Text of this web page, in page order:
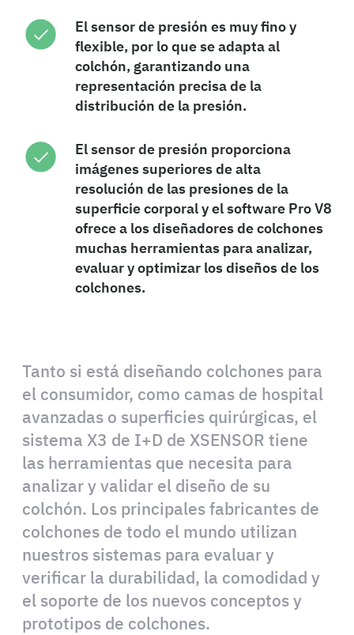
Tanto si está diseñando colchones para
el consumidor, como camas de hospital
avanzadas o superficies quirúrgicas, el
sistema X3 de I+D de XSENSOR tiene
las herramientas que necesita para
analizar y validar el diseño de su
colchón. Los principales fabricantes de
colchones de todo el mundo utilizan
nuestros sistemas para evaluar y
verificar la durabilidad, la comodidad y
el soporte de los nuevos conceptos y
prototipos de colchones.
El sensor de presión es muy fino y
flexible, por lo que se adapta al
colchón, garantizando una
representación precisa de la
distribución de la presión.
El sensor de presión proporciona
imágenes superiores de alta
resolución de las presiones de la
superficie corporal y el software Pro V8
ofrece a los diseñadores de colchones
muchas herramientas para analizar,
evaluar y optimizar los diseños de los
colchones.